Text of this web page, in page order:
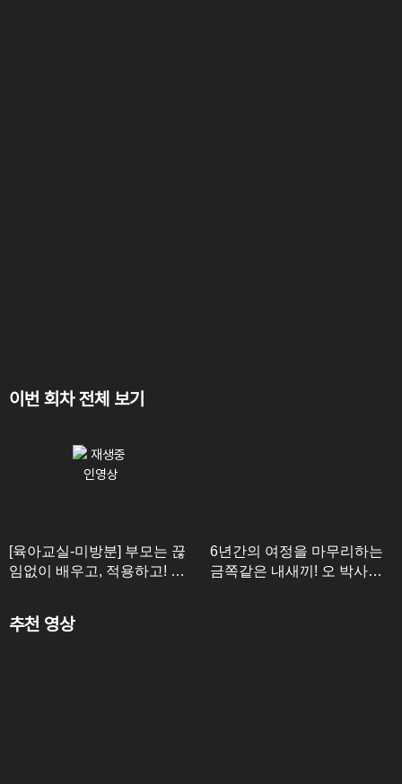
이번 회차 전체 보기
[육아교실-미방분] 부모는 끊
임없이 배우고, 적용하고! 아
6년간의 여정을 마무리하는
금쪽같은 내새끼! 오 박사가
추천 영상